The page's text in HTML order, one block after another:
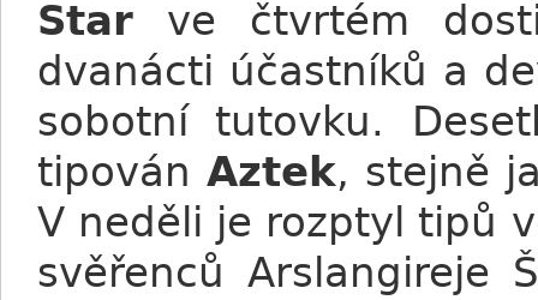
Star ve čtvrtém
dvanácti účastníků a
sobotní tutovku.
tipován Aztek, stejně
V neděli je rozptyl tipů
svěřenců Arslangireje